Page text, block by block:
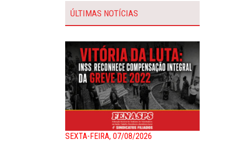
ÚLTIMAS NOTÍCIAS
SEXTA-FEIRA, 07/08/2026